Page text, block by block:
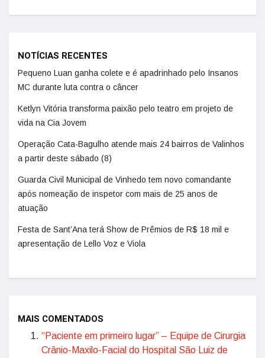
NOTÍCIAS RECENTES
Pequeno Luan ganha colete e é apadrinhado pelo Insanos
MC durante luta contra o câncer
Ketlyn Vitória transforma paixão pelo teatro em projeto de
vida na Cia Jovem
Operação Cata-Bagulho atende mais 24 bairros de Valinhos
a partir deste sábado (8)
Guarda Civil Municipal de Vinhedo tem novo comandante
após nomeação de inspetor com mais de 25 anos de
atuação
Festa de Sant’Ana terá Show de Prêmios de R$ 18 mil e
apresentação de Lello Voz e Viola
MAIS COMENTADOS
“Paciente em primeiro lugar” – Equipe de Cirurgia
Crânio-Maxilo-Facial do Hospital São Luiz de